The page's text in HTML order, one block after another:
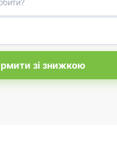
зі знижкою